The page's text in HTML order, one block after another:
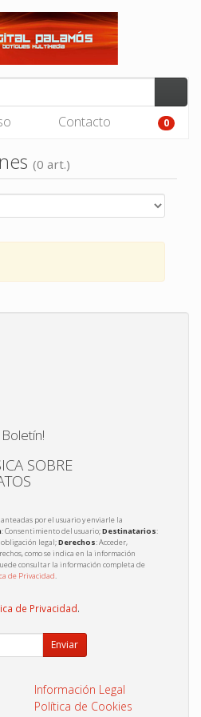
Contacto 0
(0 art.)
SOBRE
por el usuario y enviarle la
: Consentimiento del usuario;Destinatarios:
obligación legal;Derechos: Acceder,
como se indica en la información
consultar la información completa de
de Privacidad.
de Privacidad.
Enviar
Información Legal
Política de Cookies